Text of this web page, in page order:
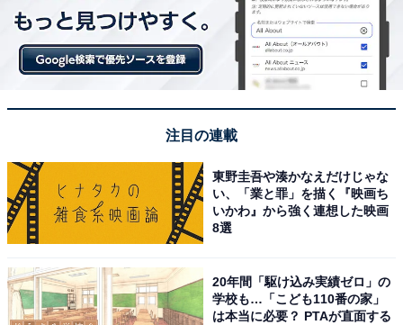
注目の連載
東野圭吾や湊かなえだけじゃな
い、「業と罪」を描く『映画ち
いかわ』から強く連想した映画
8選
20年間「駆け込み実績ゼロ」の
学校も…「こども110番の家」
は本当に必要？ PTAが直面する